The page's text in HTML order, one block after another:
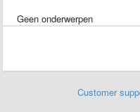
Geen onderwerpen
Customer